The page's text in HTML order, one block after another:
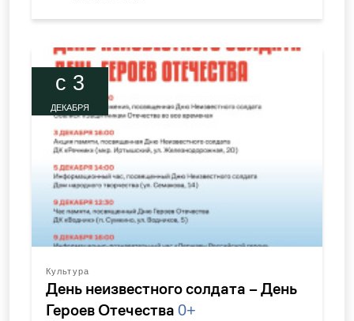
c 3
ДЕКАБРЯ
Культура
День неизвестного солдата – День
Героев Отечества 0+